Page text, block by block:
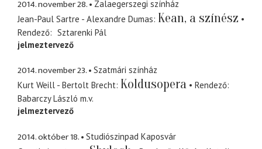
2014. november 28.
Zalaegerszegi színház
Jean-Paul Sartre - Alexandre Dumas Kean, a színész
Rendező
Sztarenki Pál
jelmeztervező
2014. november 23.
Szatmári színház
Kurt Weill - Bertolt Brecht Koldusopera
Rendező
Babarczy László m.v.
jelmeztervező
2014. október 18.
Studiószinpad Kaposvár